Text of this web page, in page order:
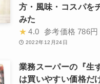
方・風味・コスパを
みた
★ 4.0 参考価格 786円
2022年12月24日
業務スーパーの『生
は買いやすい価格だ